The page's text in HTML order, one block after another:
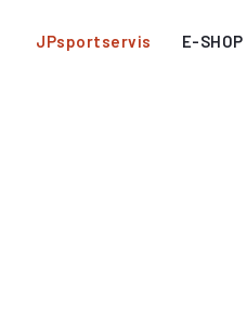
JPsportservis E-SHOP